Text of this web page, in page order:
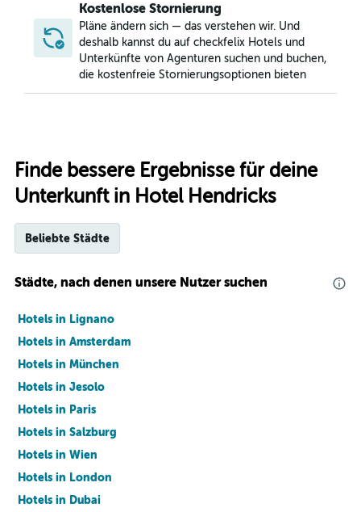
Kostenlose Stornierung
Pläne ändern sich — das verstehen wir. Und
deshalb kannst du auf checkfelix Hotels und
Unterkünfte von Agenturen suchen und buchen,
die kostenfreie Stornierungsoptionen bieten
Finde bessere Ergebnisse für deine
Unterkunft in Hotel Hendricks
Beliebte Städte
Städte, nach denen unsere Nutzer suchen
Hotels in Lignano
Hotels in Amsterdam
Hotels in München
Hotels in Jesolo
Hotels in Paris
Hotels in Salzburg
Hotels in Wien
Hotels in London
Hotels in Dubai